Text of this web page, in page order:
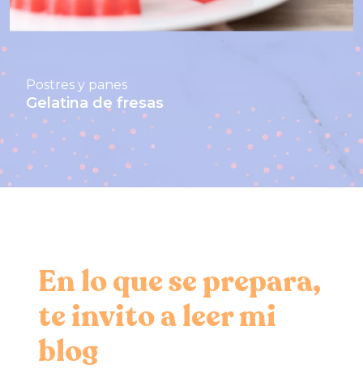
Postres y panes
Gelatina de fresas
En lo que se prepara,
te invito a leer mi
blog